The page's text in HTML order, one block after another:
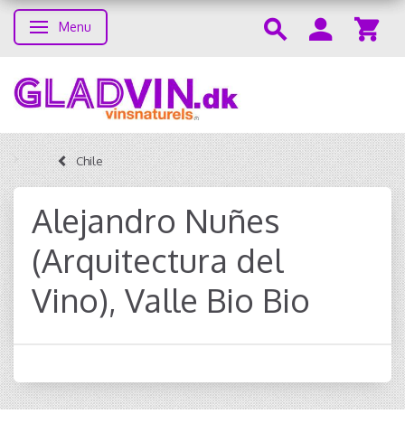
Skifte navigation
Menu
Chile
Alejandro Nuñes
(Arquitectura del
Vino), Valle Bio Bio